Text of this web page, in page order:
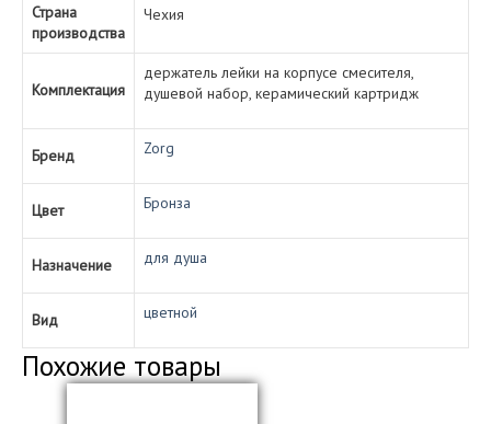
Страна
производства
Чехия
Комплектация
держатель лейки на корпусе смесителя,
душевой набор, керамический картридж
Бренд Zorg
Цвет Бронза
Назначение для душа
Вид цветной
Похожие товары